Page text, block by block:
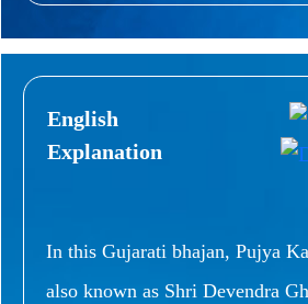
English
Explanation
In this Gujarati bhajan, Pujya
also known as Shri Devendra